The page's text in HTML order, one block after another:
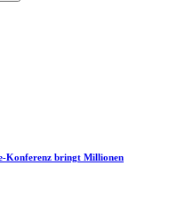
Konferenz bringt Millionen